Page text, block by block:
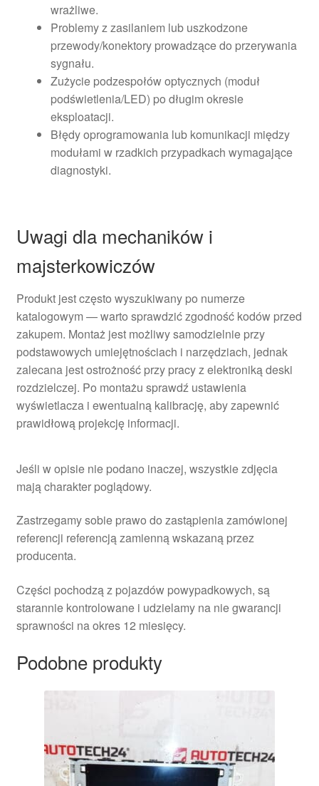
wrażliwe.
Problemy z zasilaniem lub uszkodzone
przewody/konektory prowadzące do przerywania
sygnału.
Zużycie podzespołów optycznych (moduł
podświetlenia/LED) po długim okresie
eksploatacji.
Błędy oprogramowania lub komunikacji między
modułami w rzadkich przypadkach wymagające
diagnostyki.
Uwagi dla mechaników i
majsterkowiczów
Produkt jest często wyszukiwany po numerze
katalogowym — warto sprawdzić zgodność kodów przed
zakupem. Montaż jest możliwy samodzielnie przy
podstawowych umiejętnościach i narzędziach, jednak
zalecana jest ostrożność przy pracy z elektroniką deski
rozdzielczej. Po montażu sprawdź ustawienia
wyświetlacza i ewentualną kalibrację, aby zapewnić
prawidłową projekcję informacji.
Jeśli w opisie nie podano inaczej, wszystkie zdjęcia
mają charakter poglądowy.
Zastrzegamy sobie prawo do zastąpienia zamówionej
referencji referencją zamienną wskazaną przez
producenta.
Części pochodzą z pojazdów powypadkowych, są
starannie kontrolowane i udzielamy na nie gwarancji
sprawności na okres 12 miesięcy.
Podobne produkty